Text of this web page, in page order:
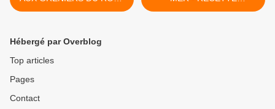
BARBARA BROZILLE
RÉALISÉE PAR MON
Hébergé par Overblog
Top articles
Pages
Contact